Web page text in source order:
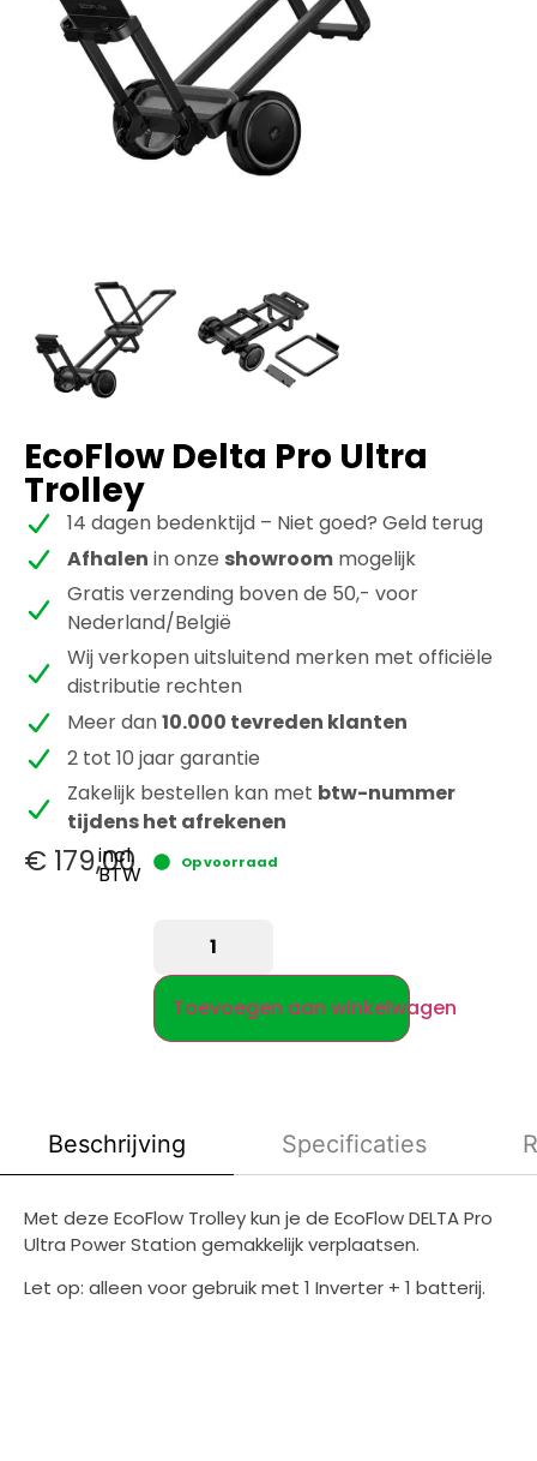
EcoFlow Delta Pro Ultra
Trolley
14 dagen bedenktijd – Niet goed? Geld terug
Afhalen in onze showroom mogelijk
Gratis verzending boven de 50,- voor
Nederland/België
Wij verkopen uitsluitend merken met officiële
distributie rechten
Meer dan10.000 tevreden klanten
2 tot 10 jaar garantie
Zakelijk bestellen kan met btw-nummer
tijdens het afrekenen
€ 179,00
incl.
BTW Op voorraad
Toevoegen aan winkelwagen
Beschrijving Specificaties
Met deze EcoFlow Trolley kun je de EcoFlow DELTA Pro
Ultra Power Station gemakkelijk verplaatsen.
Let op: alleen voor gebruik met 1 Inverter + 1 batterij.